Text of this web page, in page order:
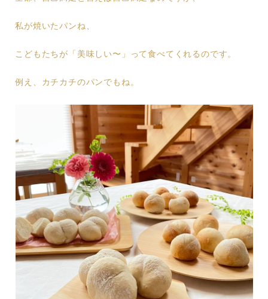
私が焼いたパンね、
こどもたちが「美味しい〜」って食べてくれるのです。
例え、カチカチのパンでもね。